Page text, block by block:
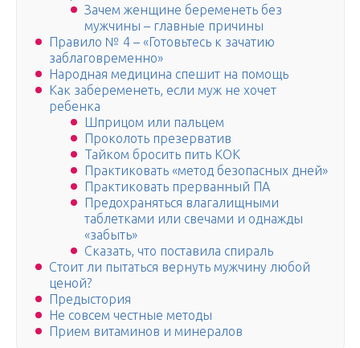
Зачем женщине беременеть без
мужчины – главные причины
Правило № 4 – «Готовьтесь к зачатию
заблаговременно»
Народная медицина спешит на помощь
Как забеременеть, если муж не хочет
ребенка
Шприцом или пальцем
Проколоть презерватив
Тайком бросить пить КОК
Практиковать «метод безопасных дней»
Практиковать прерванный ПА
Предохраняться влагалищными
таблетками или свечами и однажды
«забыть»
Сказать, что поставила спираль
Стоит ли пытаться вернуть мужчину любой
ценой?
Предыстория
Не совсем честные методы
Прием витаминов и минералов